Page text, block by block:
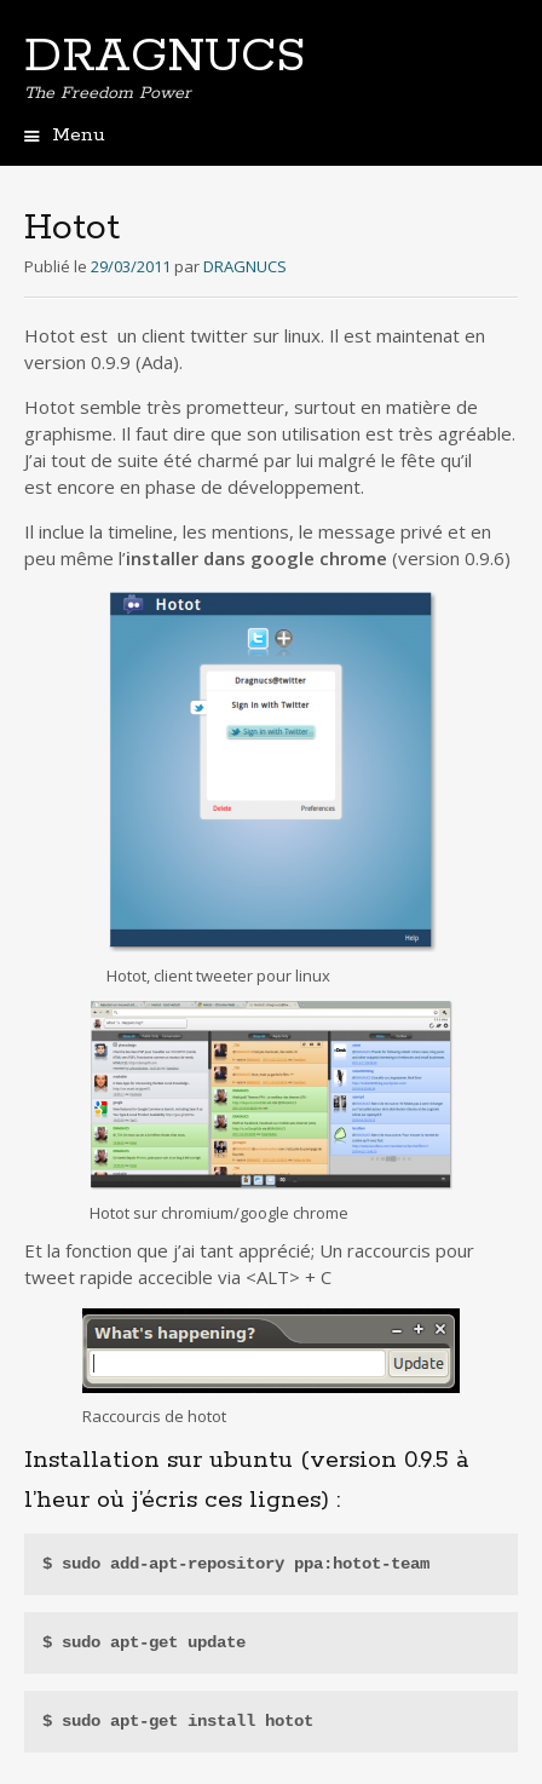
DRAGNUCS
The Freedom Power
Menu
principal
Hotot
Publié le 29/03/2011 parDRAGNUCS
Hotot est un client twitter sur linux. Il est maintenat en
version 0.9.9 (Ada).
Hotot semble très prometteur, surtout en matière de
graphisme. Il faut dire que son utilisation est très agréable.
J’ai tout de suite été charmé par lui malgré le fête qu’il
est encore en phase de développement.
Il inclue la timeline, les mentions, le message privé et en
peu même l’installer dans google chrome (version 0.9.6)
Hotot, client tweeter pour linux
Hotot sur chromium/google chrome
Et la fonction que j’ai tant apprécié; Un raccourcis pour
tweet rapide accecible via <ALT> + C
Raccourcis de hotot
Installation sur ubuntu (version 0.9.5 à
l’heur où j’écris ces lignes) :
$ sudo add-apt-repository ppa:hotot-team
$ sudo apt-get update
$ sudo apt-get install hotot